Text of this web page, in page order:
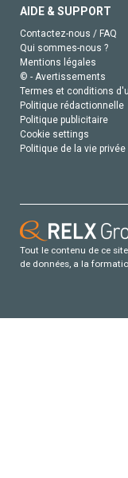
AIDE & SUPPORT
Contactez-nous / FAQ
Qui sommes-nous ?
Mentions légales
© - Avertissements
Termes et conditions
Politique rédactionnelle
Politique publicitaire
Cookie settings
Politique de la vie privée
Tout le contenu de ce
de données, a la